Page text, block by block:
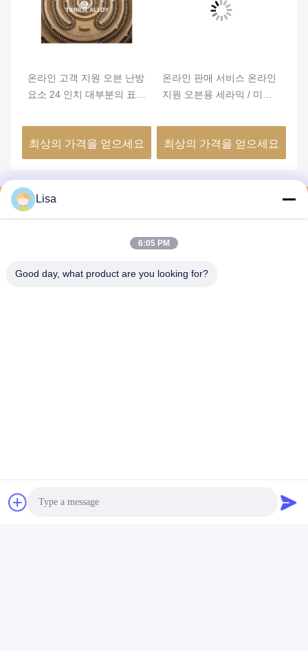
온라인 고객 지원 오븐 난방
요소 24 인치 대부분의 표준
최상의 가격을 얻으세요
온라인 판매 서비스 온라인
지원 오븐용 세라믹 / 미카
최상의 가격을 얻으세요
신의 요구를 보내면 우리
가 당신에게 대답할 것입
Lisa
6:05 PM
Good day, what product are you looking for?